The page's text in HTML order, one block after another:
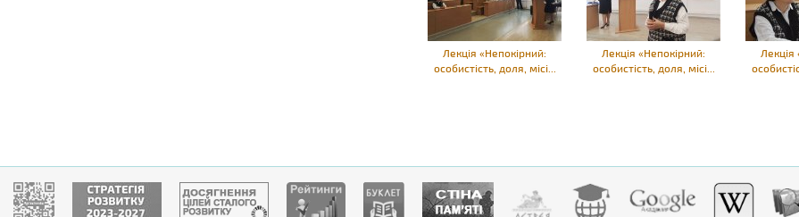
Лекція «Непокірний:
особистість, доля, місі...
Лекція «Непокірний:
особистість, доля, місі...
Лекція